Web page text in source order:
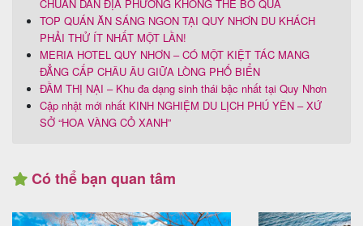
CHUẨN DÂN ĐỊA PHƯƠNG KHÔNG THỂ BỎ QUA
TOP QUÁN ĂN SÁNG NGON TẠI QUY NHƠN DU KHÁCH
PHẢI THỬ ÍT NHẤT MỘT LẦN!
MERIA HOTEL QUY NHƠN – CÓ MỘT KIỆT TÁC MANG
ĐẲNG CẤP CHÂU ÂU GIỮA LÒNG PHỐ BIỂN
ĐẦM THỊ NẠI – Khu đa dạng sinh thái bậc nhất tại Quy Nhơn
Cập nhật mới nhất KINH NGHIỆM DU LỊCH PHÚ YÊN – XỨ
SỞ “HOA VÀNG CỎ XANH”
Có thể bạn quan tâm